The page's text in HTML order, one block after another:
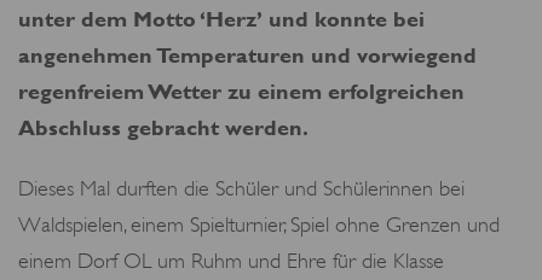
unter dem Motto ‘Herz’ und konnte bei
angenehmen Temperaturen und vorwiegend
regenfreiem Wetter zu einem erfolgreichen
Abschluss gebracht werden.
Dieses Mal durften die Schüler und Schülerinnen bei
Waldspielen, einem Spielturnier, Spiel ohne Grenzen und
einem Dorf OL um Ruhm und Ehre für die Klasse